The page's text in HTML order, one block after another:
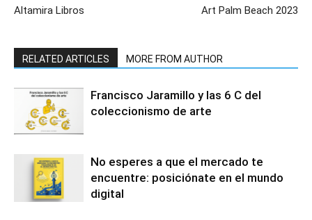
Altamira Libros Art Palm Beach 2023
RELATED ARTICLES MORE FROM AUTHOR
Francisco Jaramillo y las 6 C del
coleccionismo de arte
No esperes a que el mercado te
encuentre: posiciónate en el mundo
digital